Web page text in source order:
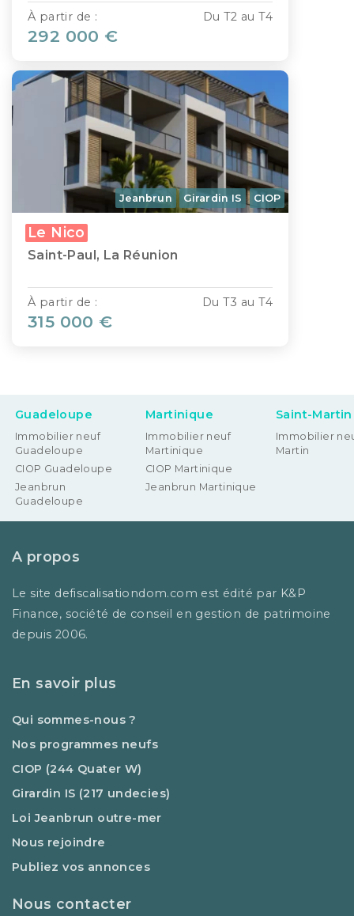
Du T2 au T4
À partir de :
292 000 €
Jeanbrun Girardin IS CIOP
Le Nico
Saint-Paul, La Réunion
Du T3 au T4
À partir de :
315 000 €
Guadeloupe
Immobilier neuf
Guadeloupe
CIOP Guadeloupe
Jeanbrun
Guadeloupe
Martinique
Immobilier neuf
Martinique
CIOP Martinique
Jeanbrun Martinique
Saint-Martin
Immobilier
Martin
A propos
Le site defiscalisationdom.com est édité par K&P
Finance, société de conseil en gestion de patrimoine
depuis 2006.
En savoir plus
Qui sommes-nous ?
Nos programmes neufs
CIOP (244 Quater W)
Girardin IS (217 undecies)
Loi Jeanbrun outre-mer
Nous rejoindre
Publiez vos annonces
Nous contacter